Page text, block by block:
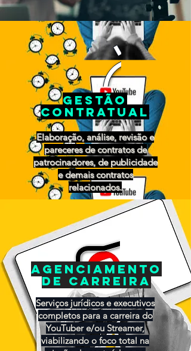
Gestão
contratual
Elaboração, análise, revisão e
pareceres de contratos de
patrocinadores, de publicidade
e demais contratos
relacionados.
agenciamento
de carreira
Serviços jurídicos e executivos
completos para a carreira do
YouTuber e/ou Streamer,
viabilizando o foco total na